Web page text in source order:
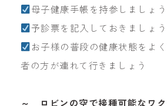
母子健康手帳を持参しましょう
予診票を記入しておきましょう
お子様の普段の健康状態をよ
者の方が連れて行きましょう
～ ロビンの空で接種可能なワ